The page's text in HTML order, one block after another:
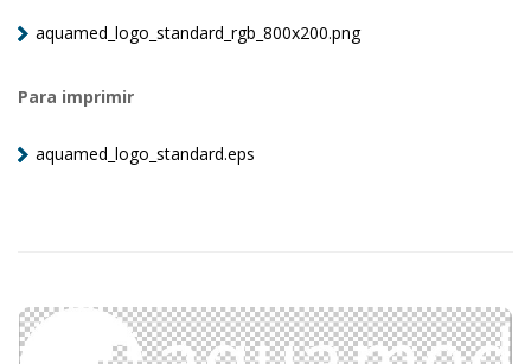
aquamed_logo_standard_rgb_800x200.png
Para imprimir
aquamed_logo_standard.eps